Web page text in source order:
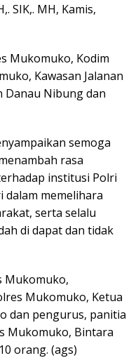
SIK,. MH, Kamis,
Mukomuko, Kodim
Kawasan Jalanan
Danau Nibung dan
semoga
rasa
institusi Polri
dalam memelihara
serta selalu
di dapat dan tidak
Mukomuko,
Mukomuko, Ketua
dan pengurus, panitia
Mukomuko, Bintara
orang. (ags)